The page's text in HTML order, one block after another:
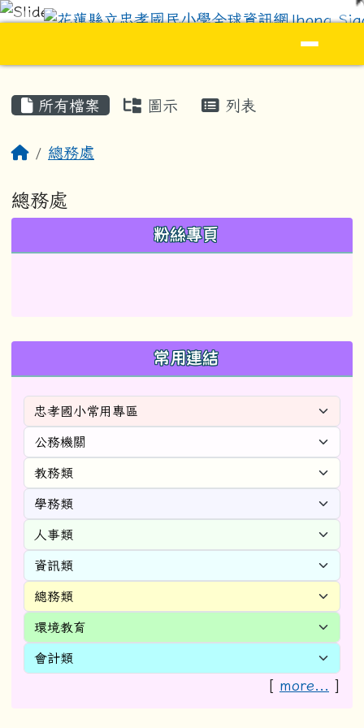
跳至主內容區
花蓮縣立忠孝國民小學全球資訊
所有檔案 圖示 列表
回首頁
總務處
總務處
粉絲專頁
常用連結
[ more... ]